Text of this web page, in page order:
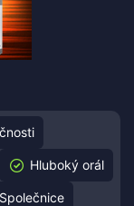
Hluboký orál
Společnice